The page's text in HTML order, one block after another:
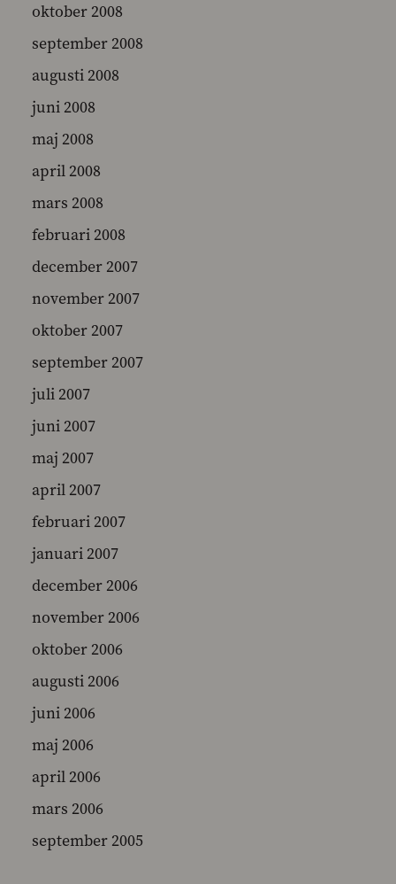
oktober 2008
september 2008
augusti 2008
juni 2008
maj 2008
april 2008
mars 2008
februari 2008
december 2007
november 2007
oktober 2007
september 2007
juli 2007
juni 2007
maj 2007
april 2007
februari 2007
januari 2007
december 2006
november 2006
oktober 2006
augusti 2006
juni 2006
maj 2006
april 2006
mars 2006
september 2005